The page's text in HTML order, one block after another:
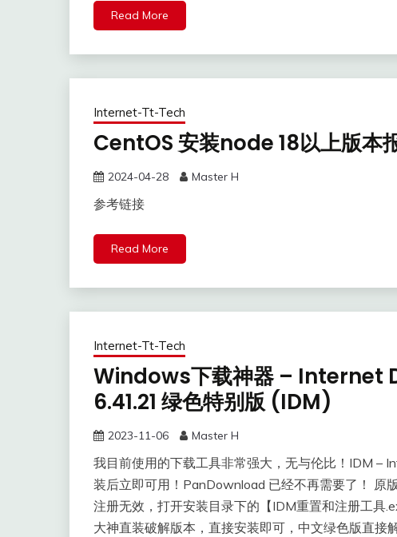
Read More
Internet-Tt-Tech
CentOS 安装node 18以上版本
2024-04-28 Master H
参考链接
Read More
Internet-Tt-Tech
Windows下载神器 –
6.41.21 绿色特别版 (IDM)
2023-11-06 Master H
我目前使用的下载工具非常强大，无与伦比！IDM –
装后立即可用！PanDownload 已经不再需要了！ 原
注册无效，打开安装目录下的【IDM重置和注册工具
大神直装破解版本，直接安装即可，中文绿色版直接